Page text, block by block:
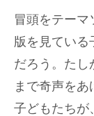
冒頭をテー
版を見ている
だろう。たし
まで奇声を
子どもたちが